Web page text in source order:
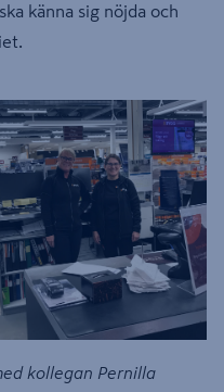
känna sig nöjda och
kollegan Pernilla